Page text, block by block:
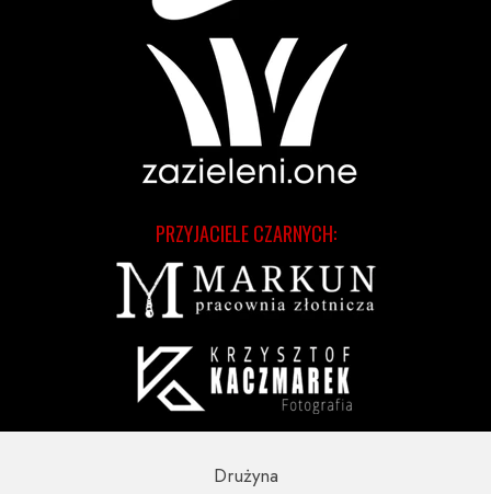
PRZYJACIELE CZARNYCH:
Drużyna